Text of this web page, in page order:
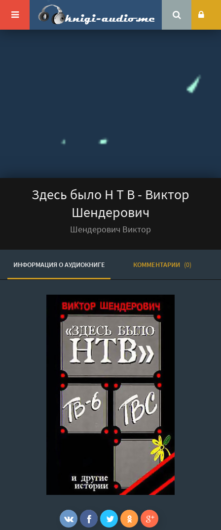
Здесь было Н Т В - Виктор
Шендерович
Шендерович Виктор
ИНФОРМАЦИЯ О АУДИОКНИГЕ КОММЕНТАРИИ (0)